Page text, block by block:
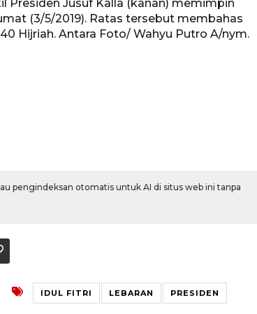
Presiden Jusuf Kalla (kanan) memimpin
(3/5/2019). Ratas tersebut membahas
Hijriah. Antara Foto/ Wahyu Putro A/nym.
pengindeksan otomatis untuk AI di situs web ini tanpa
IDUL FITRI LEBARAN PRESIDEN